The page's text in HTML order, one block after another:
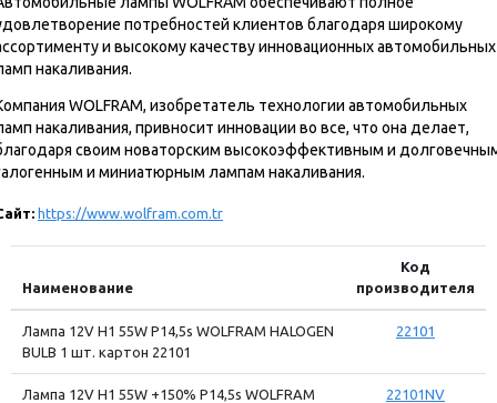
потребностей клиентов благодаря широкому
и высокому качеству инновационных автомобильных
накаливания.
WOLFRAM, изобретатель технологии автомобильных
накаливания, привносит инновации во все, что она делает,
своим новаторским высокоэффективным и
и миниатюрным лампам накаливания.
https://www.wolfram.com.tr
Наименование
Код
производителя
Лампа 12V H1 55W P14,5s WOLFRAM HALOGEN
BULB 1 шт. картон 22101
22101
Лампа 12V H1 55W +150% P14,5s WOLFRAM
22101NV